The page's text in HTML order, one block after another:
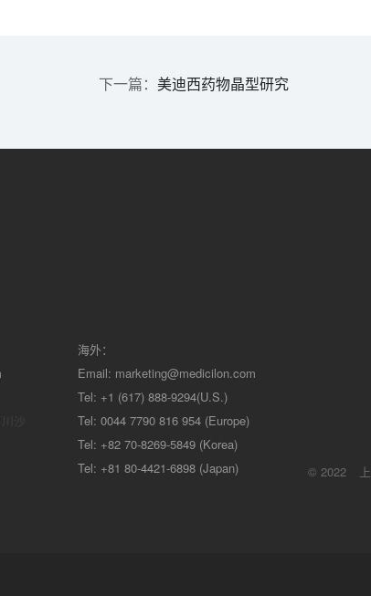
美迪西药物晶型研究
海外：
Email: marketing@medicilon.com
Tel: +1 (617) 888-9294(U.S.)
Tel: 0044 7790 816 954 (Europe)
Tel: +82 70-8269-5849 (Korea)
Tel: +81 80-4421-6898 (Japan)
© 2022